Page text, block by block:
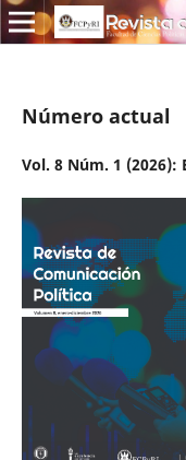
Número actual
Vol. 8 Núm. 1 (2026):